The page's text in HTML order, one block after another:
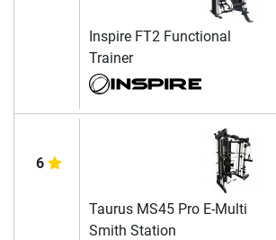
Inspire FT2 Functional
Trainer
6
Taurus MS45 Pro E-Multi
Smith Station